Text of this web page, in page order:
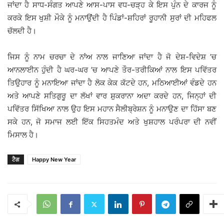
ਜਾਂਦਾ ਹੈ ਸਾਧ-ਸੰਗਤ ਆਪਣੇ ਆਸ-ਪਾਸ ਵਧ-ਚੜ੍ਹ ਕੇ ਇਸ ਪੁੰਨ ਦੇ ਕਾਰਜ ਨੂੰ
ਕਰਕੇ ਇਸ ਖੁਸ਼ੀ ਮੌਕੇ ਨੂੰ ਮਨਾਉਂਦੀ ਹੈ ਪਿੰਡਾਂ-ਸ਼ਹਿਰਾਂ ਰੂਹਾਨੀ ਸੁਰਾਂ ਦੀ ਮਹਿਫਲ
ਚੱਲਦੀ ਹੈ।
ਜਿਸ ਨੂੰ ਨਾਮ ਚਰਚਾ ਦੇ ਨਾਂਅ ਨਾਲ ਜਾਣਿਆ ਜਾਂਦਾ ਹੈ ਜੋ ਦੇਸ਼-ਵਿਦੇਸ਼ ’ਚ
ਆਨਲਾਈਨ ਹੁੰਦੀ ਹੈ ਘਰ-ਘਰ ’ਚ ਆਪਣੇ ਤੌਰ-ਤਰੀਕਿਆਂ ਨਾਲ ਇਸ ਪਵਿੱਤਰ
ਤਿਉਹਾਰ ਨੂੰ ਮਨਾਇਆ ਜਾਂਦਾ ਹੈ ਲੋਕ ਕੇਕ ਕੱਟਦੇ ਹਨ, ਮਠਿਆਈਆਂ ਵੰਡਦੇ ਹਨ
ਅਤੇ ਆਪਣੇ ਸਤਿਗੁਰੂ ਦਾ ਲੱਖਾਂ ਵਾਰ ਸ਼ੁਕਰਾਨਾ ਅਦਾ ਕਰਦੇ ਹਨ, ਜਿਨ੍ਹਾਂ ਦੀ
ਪਵਿੱਤਰ ਸਿੱਖਿਆ ਨਾਲ ਉਹ ਇਸ ਮਹਾਨ ਸੈਲੀਬ੍ਰੇਸ਼ਨ ਨੂੰ ਮਨਾਉਣ ਦਾ ਹਿੱਸਾ ਬਣ
ਸਕੇ ਹਨ, ਜੋ ਸਮਾਜ ਲਈ ਇੱਕ ਸਿਹਤਮੰਦ ਅਤੇ ਖੁਸ਼ਹਾਲ ਪਰੰਪਰਾ ਦੀ ਨਵੀਂ
ਮਿਸਾਲ ਹੈ।
ਟੈਗ Happy New Year